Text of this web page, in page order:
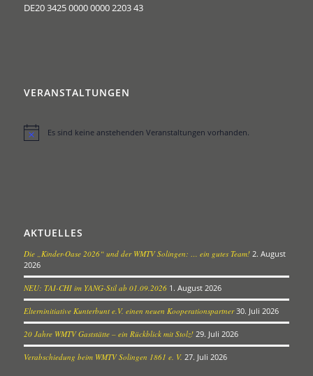
DE20 3425 0000 0000 2203 43
VERANSTALTUNGEN
HinweisEs sind keine anstehenden Veranstaltungen vorhanden.
AKTUELLES
Die „Kinder-Oase 2026“ und der WMTV Solingen: … ein gutes Team! 2. August
2026
NEU: TAI-CHI im YANG-Stil ab 01.09.2026 1. August 2026
Elterninitiative Kunterbunt e.V. einen neuen Kooperationspartner 30. Juli 2026
20 Jahre WMTV Gaststätte – ein Rückblick mit Stolz! 29. Juli 2026
Verabschiedung beim WMTV Solingen 1861 e. V. 27. Juli 2026